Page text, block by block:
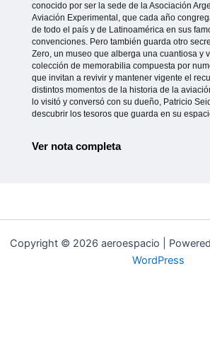
conocido por ser la sede de la Asociación
Aviación Experimental, que cada año
de todo el país y de Latinoamérica en sus
convenciones. Pero también guarda otro
Zero, un museo que alberga una cuantiosa y
colección de memorabilia compuesta por
que invitan a revivir y mantener vigente el
distintos momentos de la historia de la
lo visitó y conversó con su dueño, Patricio
descubrir los tesoros que guarda en su
Ver nota completa
Copyright © 2026 aeroespacio |
WordPress